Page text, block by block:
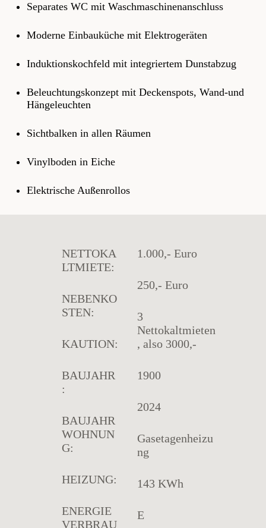
Separates WC mit Waschmaschinenanschluss
Moderne Einbauküche mit Elektrogeräten
Induktionskochfeld mit integriertem Dunstabzug
Beleuchtungskonzept mit Deckenspots, Wand-und
Hängeleuchten
Sichtbalken in allen Räumen
Vinylboden in Eiche
Elektrische Außenrollos
NETTOKA
LTMIETE:
NEBENKO
STEN:
KAUTION:
BAUJAHR
:
BAUJAHR
WOHNUN
G:
HEIZUNG:
ENERGIE
VERBRAU
1.000,- Euro
250,- Euro
3
Nettokaltmieten
, also 3000,-
1900
2024
Gasetagenheizu
ng
143 KWh
E